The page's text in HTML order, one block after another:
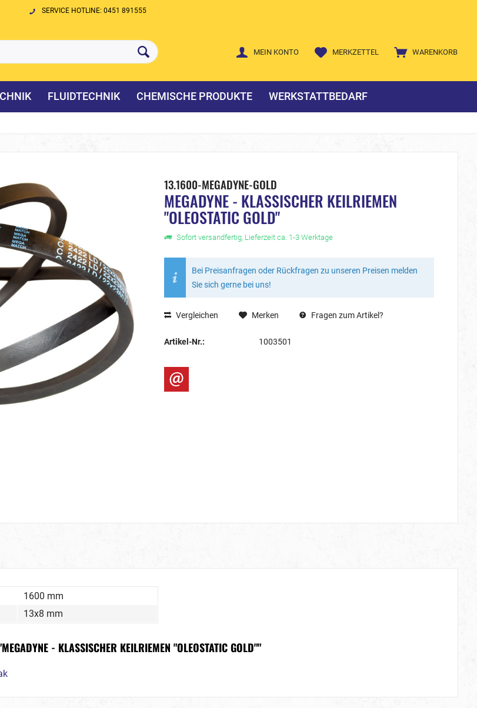
SERVICE HOTLINE: 0451 891555
WARENKORB
MERKZETTEL
MEIN KONTO
FLUIDTECHNIK CHEMISCHE PRODUKTE WERKSTATTBEDARF
13.1600-MEGADYNE-GOLD
MEGADYNE - KLASSISCHER KEILRIEMEN
"OLEOSTATIC GOLD"
Sofort versandfertig, Lieferzeit ca. 1-3 Werktage
Bei Preisanfragen oder Rückfragen zu unseren Preisen melden
Sie sich gerne bei uns!
Vergleichen Merken Fragen zum Artikel?
Artikel-Nr.: 1003501
1600 mm
13x8 mm
- KLASSISCHER KEILRIEMEN "OLEOSTATIC GOLD""